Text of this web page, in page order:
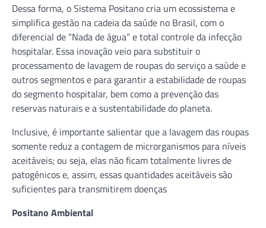
Dessa forma, o Sistema Positano cria um ecossistema e
simplifica gestão na cadeia da saúde no Brasil, com o
diferencial de “Nada de água” e total controle da infecção
hospitalar. Essa inovação veio para substituir o
processamento de lavagem de roupas do serviço a saúde e
outros segmentos e para garantir a estabilidade de roupas
do segmento hospitalar, bem como a prevenção das
reservas naturais e a sustentabilidade do planeta.
Inclusive, é importante salientar que a lavagem das roupas
somente reduz a contagem de microrganismos para níveis
aceitáveis; ou seja, elas não ficam totalmente livres de
patogênicos e, assim, essas quantidades aceitáveis são
suficientes para transmitirem doenças
Positano Ambiental